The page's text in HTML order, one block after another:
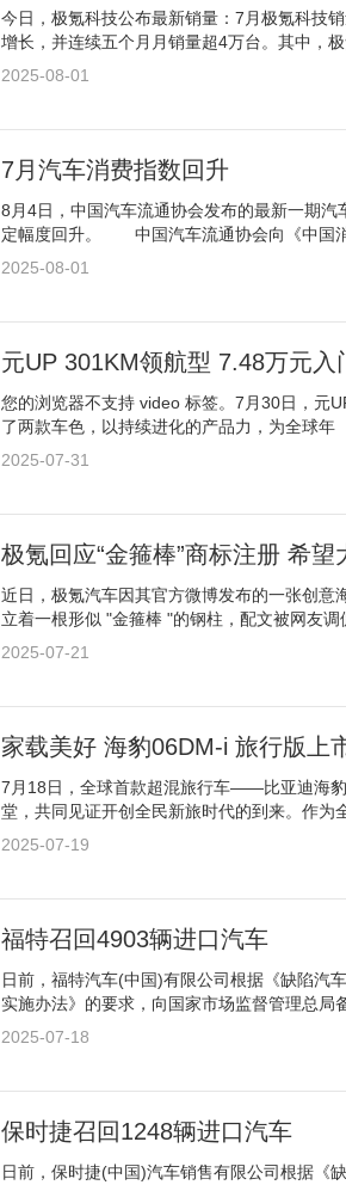
今日，极氪科技公布最新销量：7月极氪科技
增长，并连续五个月月销量超4万台。其中，
2025-08-01
7月汽车消费指数回升
8月4日，中国汽车流通协会发布的最新一期
定幅度回升。 中国汽车流通协会向《中国
2025-08-01
元UP 301KM领航型 7.48万元入
您的浏览器不支持 video 标签。7月30日，元
了两款车色，以持续进化的产品力，为全球年
2025-07-31
极氪回应“金箍棒”商标注册 希望
近日，极氪汽车因其官方微博发布的一张创
立着一根形似 "金箍棒 "的钢柱，配文被网友调
2025-07-21
家载美好 海豹06DM-i 旅行版上
7月18日，全球首款超混旅行车——比亚迪海
堂，共同见证开创全民新旅时代的到来。作为
2025-07-19
福特召回4903辆进口汽车
日前，福特汽车(中国)有限公司根据《缺陷汽
实施办法》的要求，向国家市场监督管理总局
2025-07-18
保时捷召回1248辆进口汽车
日前，保时捷(中国)汽车销售有限公司根据《